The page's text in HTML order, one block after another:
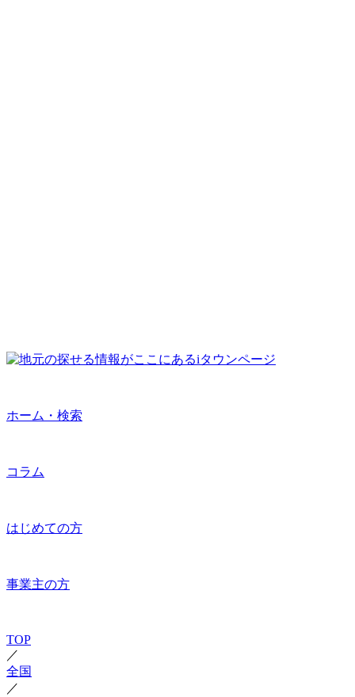
ホーム・検索
コラム
はじめての方
事業主の方
TOP
／
全国
／